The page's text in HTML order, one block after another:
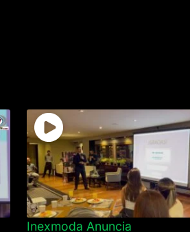
Inexmoda Anuncia